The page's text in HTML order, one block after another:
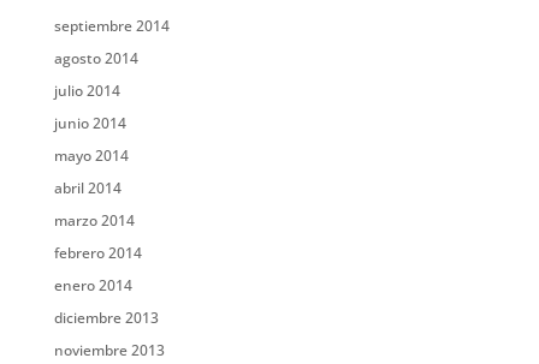
septiembre 2014
agosto 2014
julio 2014
junio 2014
mayo 2014
abril 2014
marzo 2014
febrero 2014
enero 2014
diciembre 2013
noviembre 2013